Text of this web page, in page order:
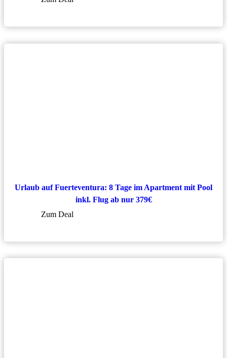
Urlaub auf Fuerteventura: 8 Tage im Apartment mit Pool
inkl. Flug ab nur 379€
Zum Deal